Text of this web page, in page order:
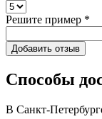
Решите пример *
Добавить отзыв
Способы
В Санкт-